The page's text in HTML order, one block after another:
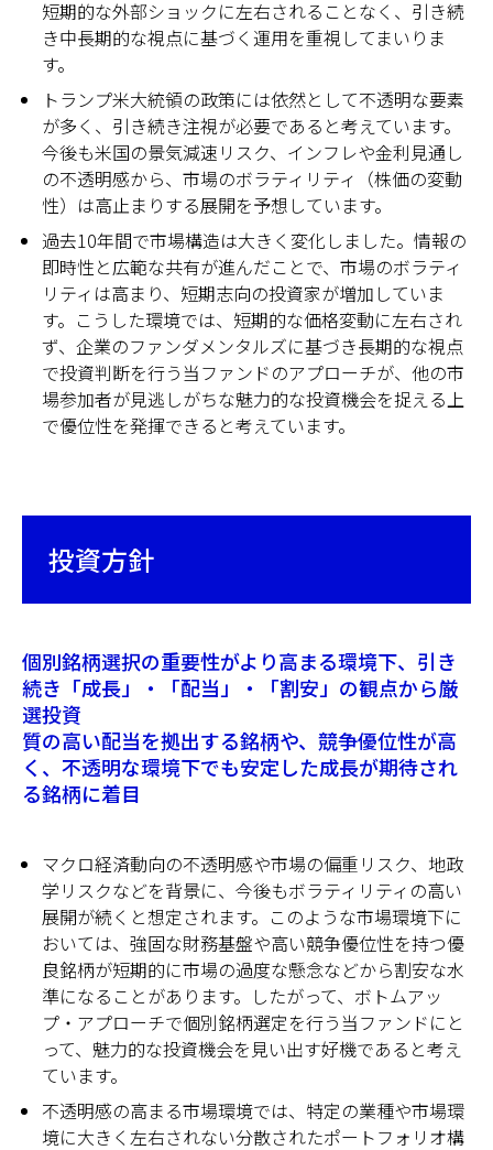
短期的な外部ショックに左右されることなく、引き続
き中長期的な視点に基づく運用を重視してまいりま
す。
トランプ米大統領の政策には依然として不透明な要素
が多く、引き続き注視が必要であると考えています。
今後も米国の景気減速リスク、インフレや金利見通し
の不透明感から、市場のボラティリティ（株価の変動
性）は高止まりする展開を予想しています。
過去10年間で市場構造は大きく変化しました。情報の
即時性と広範な共有が進んだことで、市場のボラティ
リティは高まり、短期志向の投資家が増加していま
す。こうした環境では、短期的な価格変動に左右され
ず、企業のファンダメンタルズに基づき長期的な視点
で投資判断を行う当ファンドのアプローチが、他の市
場参加者が見逃しがちな魅力的な投資機会を捉える上
で優位性を発揮できると考えています。
投資方針
個別銘柄選択の重要性がより高まる環境下、引き
続き「成長」・「配当」・「割安」の観点から厳
選投資
質の高い配当を拠出する銘柄や、競争優位性が高
く、不透明な環境下でも安定した成長が期待され
る銘柄に着目
マクロ経済動向の不透明感や市場の偏重リスク、地政
学リスクなどを背景に、今後もボラティリティの高い
展開が続くと想定されます。このような市場環境下に
おいては、強固な財務基盤や高い競争優位性を持つ優
良銘柄が短期的に市場の過度な懸念などから割安な水
準になることがあります。したがって、ボトムアッ
プ・アプローチで個別銘柄選定を行う当ファンドにと
って、魅力的な投資機会を見い出す好機であると考え
ています。
不透明感の高まる市場環境では、特定の業種や市場環
境に大きく左右されない分散されたポートフォリオ構